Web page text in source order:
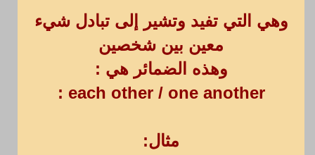
وهي التي تفيد وتشير إلى تبادل شيء
معين بين شخصين
وهذه الضمائر هي :
each other / one another :
مثال: